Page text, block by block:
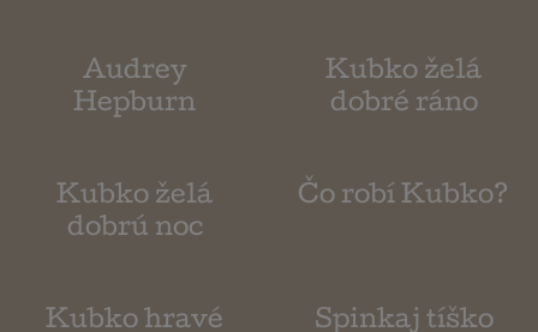
Audrey
Hepburn
Kubko želá
Kubko želá